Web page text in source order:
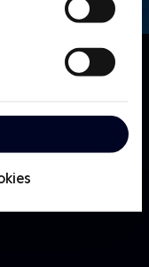
skolen og
- men
de løser!